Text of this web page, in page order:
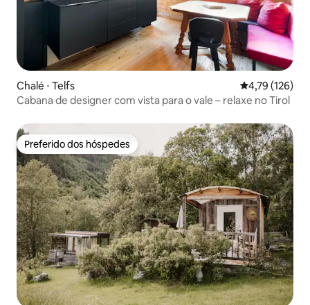
Chalé ⋅ Telfs 4,79 de uma
4,79 (126)
Cabana de designer com vista para o vale – relaxe no Tirol
Preferido dos hóspedes
Preferido dos hóspedes